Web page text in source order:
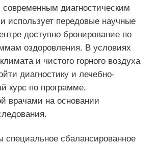
диагностическим
использует передовые научные
доступно бронирование по
оздоровления. В условиях
и чистого горного воздуха
диагностику и лечебно-
курс по программе,
врачами на основании
специальное сбалансированное